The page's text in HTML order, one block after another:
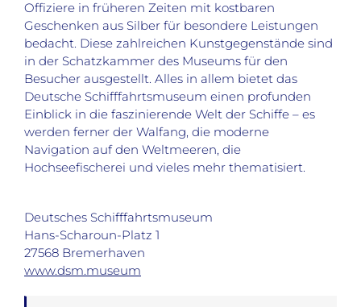
Offiziere in früheren Zeiten mit kostbaren
Geschenken aus Silber für besondere Leistungen
bedacht. Diese zahlreichen Kunstgegenstände sind
in der Schatzkammer des Museums für den
Besucher ausgestellt. Alles in allem bietet das
Deutsche Schifffahrtsmuseum einen profunden
Einblick in die faszinierende Welt der Schiffe – es
werden ferner der Walfang, die moderne
Navigation auf den Weltmeeren, die
Hochseefischerei und vieles mehr thematisiert.
Deutsches Schifffahrtsmuseum
Hans-Scharoun-Platz 1
27568 Bremerhaven
www.dsm.museum